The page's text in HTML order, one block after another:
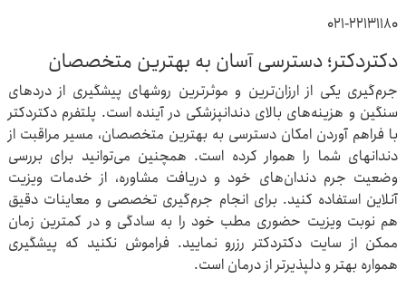
۰۲۱-۲۲۱۳۱۱۸۰
دکتردکتر؛ دسترسی آسان به بهترین متخصصان
جرم‌گیری یکی از ارزان‌ترین و موثرترین روشهای پیشگیری از دردهای
سنگین و هزینه‌های بالای دندانپزشکی در آینده است. پلتفرم دکتردکتر
با فراهم آوردن امکان دسترسی به بهترین متخصصان، مسیر مراقبت از
دندانهای شما را هموار کرده است. همچنین می‌توانید برای بررسی
وضعیت جرم دندان‌های خود و دریافت مشاوره، از خدمات ویزیت
آنلاین استفاده کنید. برای انجام جرم‌گیری تخصصی و معاینات دقیق
هم نوبت ویزیت حضوری مطب خود را به سادگی و در کمترین زمان
ممکن از سایت دکتردکتر رزرو نمایید. فراموش نکنید که پیشگیری
همواره بهتر و دلپذیرتر از درمان است.